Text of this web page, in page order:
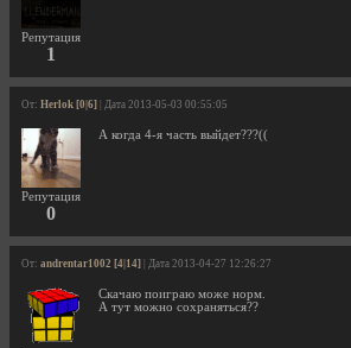
Репутация
1
От: Herlok [0|6] | Дата 2013-05-03 00:55:05
Репутация
0
А когда 4-я часть выйдет???((
От: andrentar1002 [4|14] | Дата 2013-04-27 12:26:27
Скачаю поиграю може норм.
А тут можно сохраняться??